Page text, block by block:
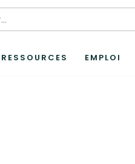
RESSOURCES EMPLOI